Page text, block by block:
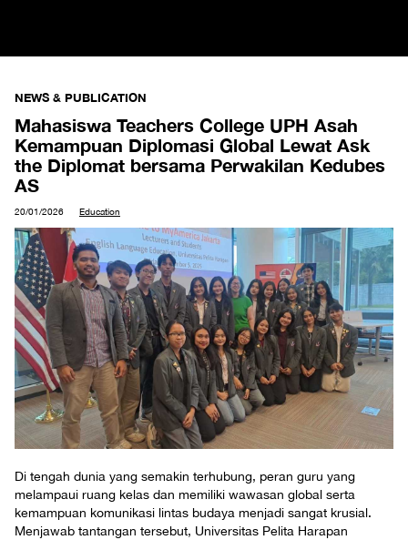
NEWS & PUBLICATION
Mahasiswa Teachers College UPH Asah
Kemampuan Diplomasi Global Lewat Ask
the Diplomat bersama Perwakilan Kedubes
AS
20/01/2026 Education
Di tengah dunia yang semakin terhubung, peran guru yang
melampaui ruang kelas dan memiliki wawasan global serta
kemampuan komunikasi lintas budaya menjadi sangat krusial.
Menjawab tantangan tersebut, Universitas Pelita Harapan